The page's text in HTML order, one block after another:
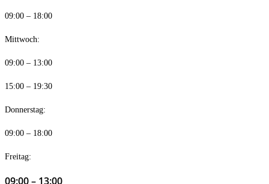
09:00 – 18:00
Mittwoch:
09:00 – 13:00
15:00 – 19:30
Donnerstag:
09:00 – 18:00
Freitag:
09:00 – 13:00